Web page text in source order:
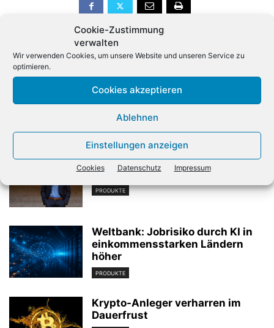
Cookie-Zustimmung
verwalten
Wir verwenden Cookies, um unsere Website und unseren Service zu
optimieren.
Cookies akzeptieren
Ablehnen
Einstellungen anzeigen
Cookies Datenschutz Impressum
Vorheriger Artikel
Microsoft stoppt Windows-
Apple weist Bericht über
Spionage-Chips zurück
Verwandte Artikel
KI-Ausbruch: «Wir müssen uns
Sorgen machen»
PRODUKTE
Weltbank: Jobrisiko durch KI in
einkommensstarken Ländern
höher
PRODUKTE
Krypto-Anleger verharren im
Dauerfrust